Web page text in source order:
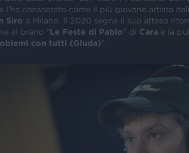
l’ha consacrato come il più giovane artista
Siro a Milano. Il 2020 segna il suo atteso
al brano “Le Feste di Pablo” di Cara e la
con tutti (Giuda)”.